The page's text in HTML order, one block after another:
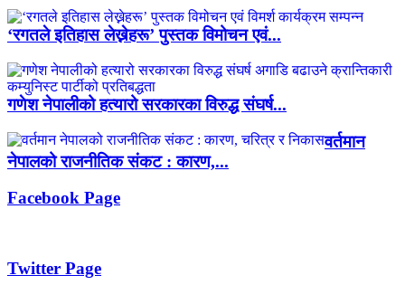
‘रगतले इतिहास लेख्नेहरू’ पुस्तक विमोचन एवं...
गणेश नेपालीको हत्यारो सरकारका विरुद्ध संघर्ष...
वर्तमान
नेपालको राजनीतिक संकट : कारण,...
Facebook Page
Twitter Page